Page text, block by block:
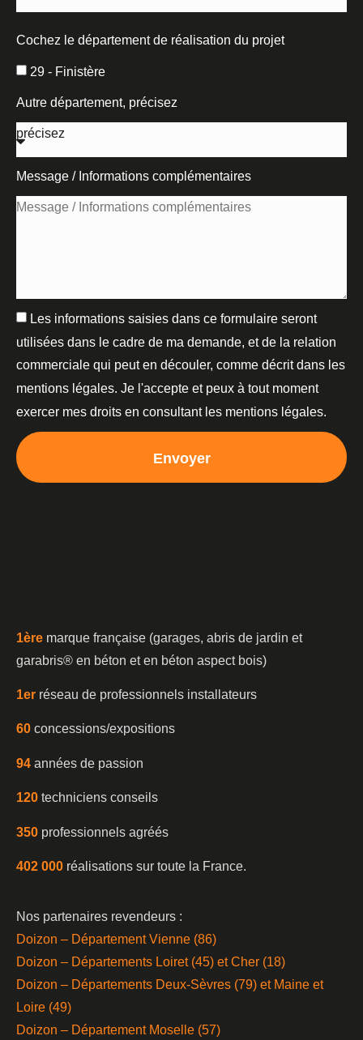
Cochez le département de réalisation du projet
29 - Finistère
Autre département, précisez
Message / Informations complémentaires
Les informations saisies dans ce formulaire seront
utilisées dans le cadre de ma demande, et de la relation
commerciale qui peut en découler, comme décrit dans les
mentions légales. Je l'accepte et peux à tout moment
exercer mes droits en consultant les mentions légales.
Envoyer
1ère marque française (garages, abris de jardin et
garabris®️ en béton et en béton aspect bois)
1er réseau de professionnels installateurs
60 concessions/expositions
94 années de passion
120 techniciens conseils
350 professionnels agréés
402 000 réalisations sur toute la France.
Nos partenaires revendeurs :
Doizon – Département Vienne (86)
Doizon – Départements Loiret (45) et Cher (18)
Doizon – Départements Deux-Sèvres (79) et Maine et
Loire (49)
Doizon – Département Moselle (57)